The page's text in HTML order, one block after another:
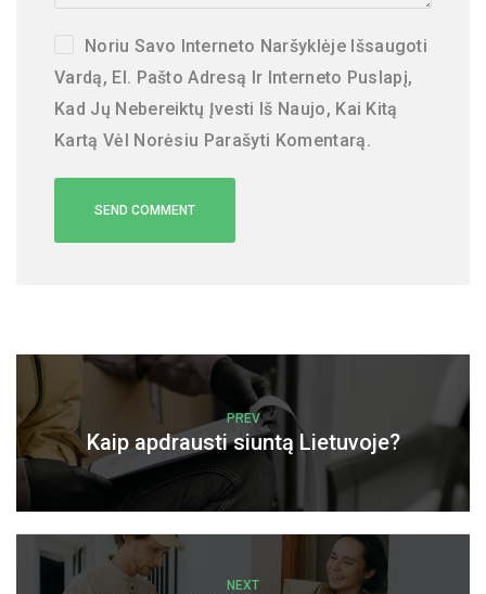
Noriu Savo Interneto Naršyklėje Išsaugoti
Vardą, El. Pašto Adresą Ir Interneto Puslapį,
Kad Jų Nebereiktų Įvesti Iš Naujo, Kai Kitą
Kartą Vėl Norėsiu Parašyti Komentarą.
PREV
Kaip apdrausti siuntą Lietuvoje?
NEXT